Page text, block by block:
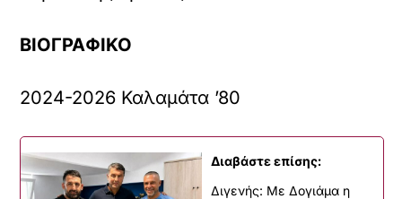
ΒΙΟΓΡΑΦΙΚΟ
2024-2026 Καλαμάτα ’80
Διαβάστε επίσης:
Διγενής: Με Δογιάμα η